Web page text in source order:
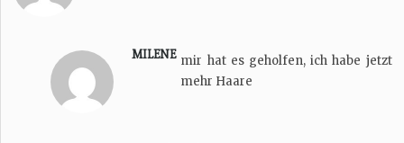
MILENE mir hat es geholfen, ich habe jetzt
mehr Haare